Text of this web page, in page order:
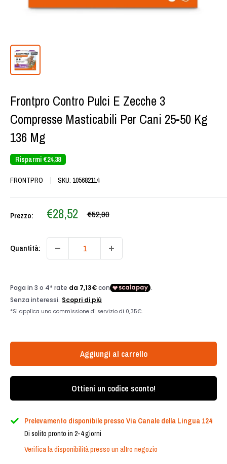
Frontpro Contro Pulci E Zecche 3
Compresse Masticabili Per Cani 25-50 Kg
136 Mg
Risparmi €24,38
FRONTPRO SKU: 105682114
Prezzo: Prezzo
scontato
€28,52 Prezzo
€52,90
Quantità:
Aggiungi al carrello
Ottieni un codice sconto!
Prelevamento disponibile presso Via Canale della Lingua 124
Di solito pronto in 2-4 giorni
Verifica la disponibilità presso un altro negozio